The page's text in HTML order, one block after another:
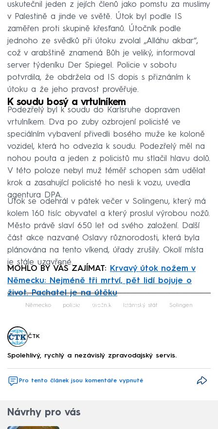
uskutečnil jeden z jejích členů jako pomstu za muslimy
v Palestině a jinde ve světě. Útok byl podle IS
zaměřen proti skupině křesťanů. Útočník podle
jednoho ze svědků při útoku zvolal „Alláhu akbar“,
což v arabštině znamená Bůh je veliký, informoval
server týdeníku Der Spiegel. Policie v sobotu
potvrdila, že obdržela od IS dopis s přiznáním k
útoku a že jeho pravost prověřuje.
K soudu bosý a vrtulníkem
Podezřelý byl k soudu do Karlsruhe dopraven
vrtulníkem. Dva po zuby ozbrojení policisté ve
speciálním vybavení přivedli bosého muže ke koloně
vozidel, která ho odvezla k soudu. Podezřelý měl na
nohou pouta a jeden z policistů mu stlačil hlavu dolů.
V této poloze nebyl muž téměř schopen sám udělat
krok a zasahující policisté ho nesli k vozu, uvedla
agentura DPA.
Útok se odehrál v pátek večer v Solingenu, který má
kolem 160 tisíc obyvatel a který proslul výrobou nožů.
Město právě slaví 650 let od svého založení. Další
část akce nazvané Oslavy různorodosti, která byla
plánována na tento víkend, úřady zrušily. Okolí místa
je stále uzavřené.
MOHLO BY VÁS ZAJÍMAT: Krvavý útok nožem v
Německu: Nejméně tři mrtví, pět lidí bojuje o
život. Pachatel je na útěku
Failed to fetch
Německo policie útočník Islámský stát Solingen
ČTK
Spolehlivý, rychlý a nezávislý zpravodajský servis.
Pro tento článek jsou komentáře vypnuté
Návrhy pro vás